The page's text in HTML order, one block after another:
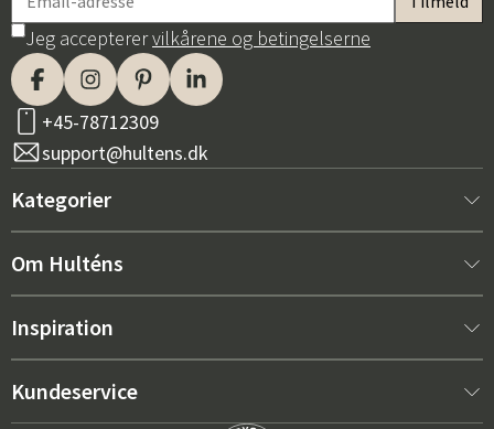
Jeg accepterervilkårene og betingelserne
+45-78712309
support@hultens.dk
Kategorier
Nyt hos os
Indretning
Om Hulténs
Om Hulténs
Inspiration
Bestsellere
Kundeservice